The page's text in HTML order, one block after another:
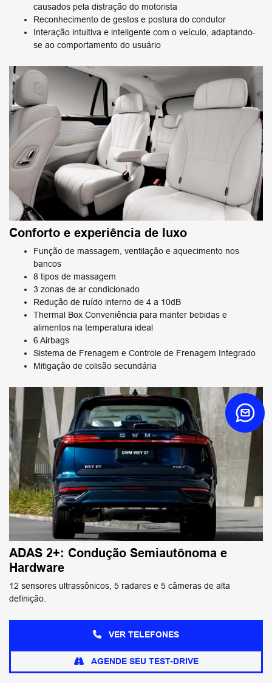
causados pela distração do motorista
Reconhecimento de gestos e postura do condutor
Interação intuitiva e inteligente com o veículo, adaptando-
se ao comportamento do usuário
Conforto e experiência de luxo
Função de massagem, ventilação e aquecimento nos
bancos
8 tipos de massagem
3 zonas de ar condicionado
Redução de ruído interno de 4 a 10dB
Thermal Box Conveniência para manter bebidas e
alimentos na temperatura ideal
6 Airbags
Sistema de Frenagem e Controle de Frenagem Integrado
Mitigação de colisão secundária
ADAS 2+: Condução Semiautônoma e
Hardware
12 sensores ultrassônicos, 5 radares e 5 câmeras de alta
definição.
VER TELEFONES
AGENDE SEU TEST-DRIVE